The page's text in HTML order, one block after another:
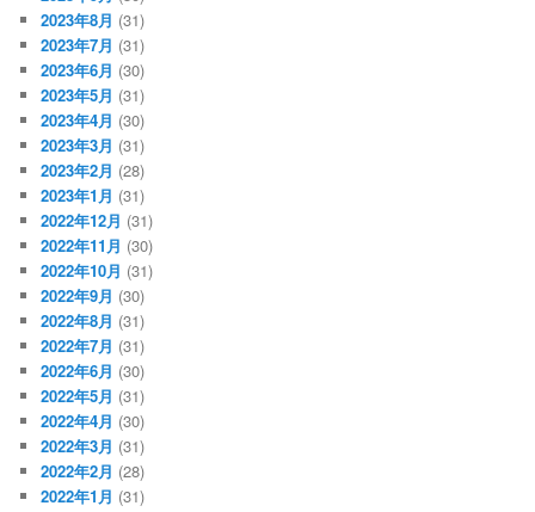
2023年8月 (31)
2023年7月 (31)
2023年6月 (30)
2023年5月 (31)
2023年4月 (30)
2023年3月 (31)
2023年2月 (28)
2023年1月 (31)
2022年12月 (31)
2022年11月 (30)
2022年10月 (31)
2022年9月 (30)
2022年8月 (31)
2022年7月 (31)
2022年6月 (30)
2022年5月 (31)
2022年4月 (30)
2022年3月 (31)
2022年2月 (28)
2022年1月 (31)